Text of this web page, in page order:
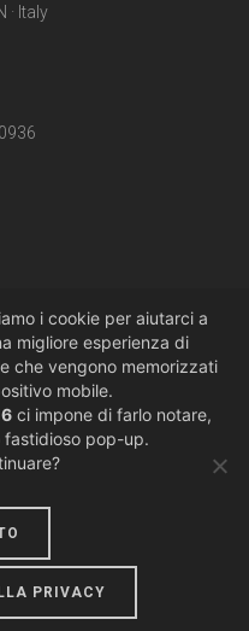
· Italy
design by
i cookie per aiutarci a
migliore esperienza di
che vengono memorizzati
mobile.
ci impone di farlo notare,
pop-up.
PRIVACY